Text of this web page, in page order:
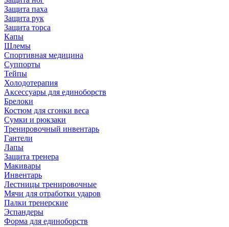
Защита паха
Защита рук
Защита торса
Капы
Шлемы
Спортивная медицина
Суппорты
Тейпы
Холодотерапия
Аксессуары для единоборств
Брелоки
Костюм для сгонки веса
Сумки и рюкзаки
Тренировочный инвентарь
Гантели
Лапы
Защита тренера
Макивары
Инвентарь
Лестницы тренировочные
Мячи для отработки ударов
Палки тренерские
Эспандеры
Форма для единоборств